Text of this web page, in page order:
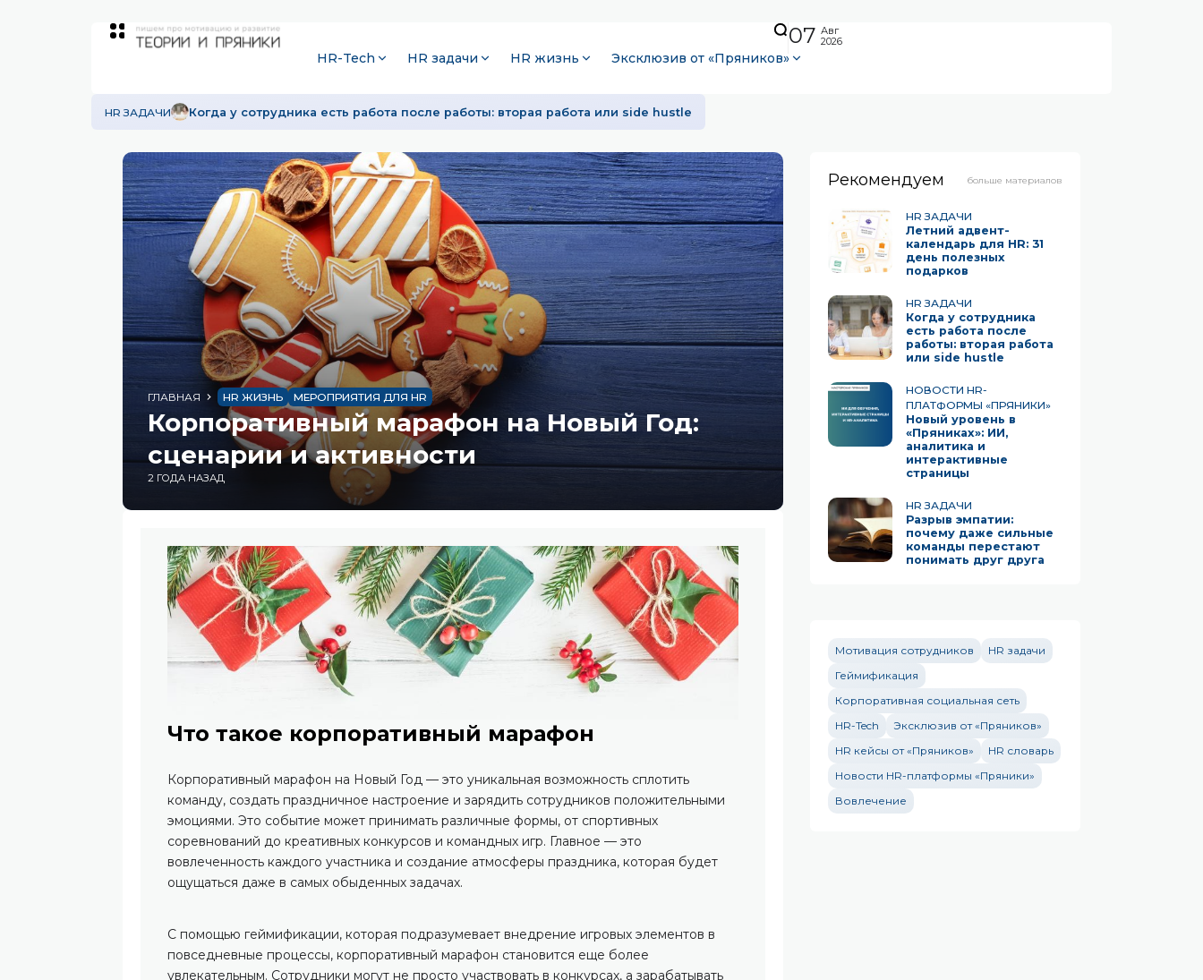
HR-Tech HR задачи HR жизнь Эксклюзив от «Пряников»
07 Авг
2026
HR ЗАДАЧИ Когда у сотрудника есть работа после работы: вторая работа или side hustle
ГЛАВНАЯ HR ЖИЗНЬ МЕРОПРИЯТИЯ ДЛЯ HR
Корпоративный марафон на Новый Год:
сценарии и активности
2 ГОДА НАЗАД
Что такое корпоративный марафон
Корпоративный марафон на Новый Год — это уникальная возможность сплотить
команду, создать праздничное настроение и зарядить сотрудников положительными
эмоциями. Это событие может принимать различные формы, от спортивных
соревнований до креативных конкурсов и командных игр. Главное — это
вовлеченность каждого участника и создание атмосферы праздника, которая будет
ощущаться даже в самых обыденных задачах.
С помощью геймификации, которая подразумевает внедрение игровых элементов в
повседневные процессы, корпоративный марафон становится еще более
увлекательным. Сотрудники могут не просто участвовать в конкурсах, а зарабатывать
Рекомендуем больше материалов
HR ЗАДАЧИ
Летний адвент-
календарь для HR: 31
день полезных
подарков
HR ЗАДАЧИ
Когда у сотрудника
есть работа после
работы: вторая работа
или side hustle
НОВОСТИ HR-
ПЛАТФОРМЫ «ПРЯНИКИ»
Новый уровень в
«Пряниках»: ИИ,
аналитика и
интерактивные
страницы
HR ЗАДАЧИ
Разрыв эмпатии:
почему даже сильные
команды перестают
понимать друг друга
Мотивация сотрудников
HR задачи
Геймификация
Корпоративная социальная сеть
HR-Tech
Эксклюзив от «Пряников»
HR кейсы от «Пряников»
HR словарь
Новости HR-платформы «Пряники»
Вовлечение